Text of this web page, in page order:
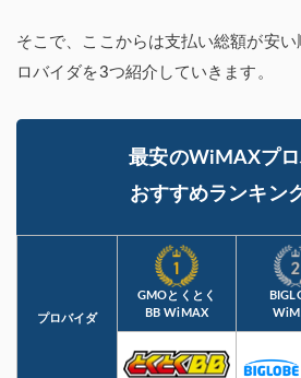
そこで、ここからは支払い総額が安
ロバイダを3つ紹介していきます。
最安のWiMAXプ
おすすめランキン
プロバイダ
GMOとくとく
BB WiMAX